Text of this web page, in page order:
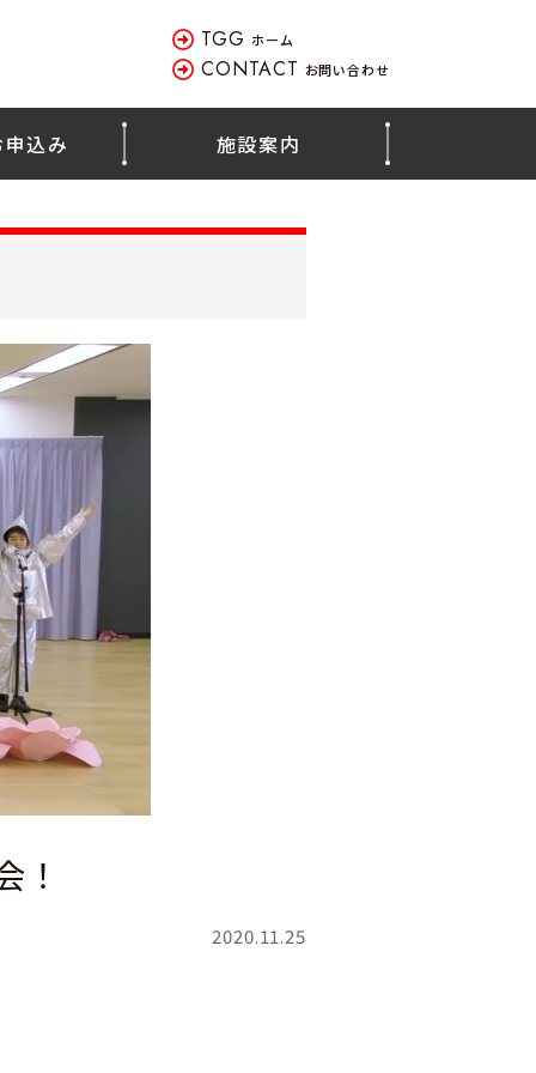
TGG ホーム
CONTACT お問い合わせ
込み 施設案内
！
2020.11.25